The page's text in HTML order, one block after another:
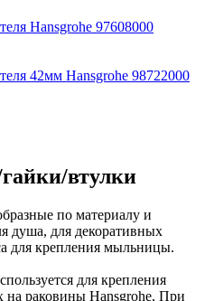
Hansgrohe 97608000
42мм Hansgrohe 98722000
втулки
по материалу и
душа, для декоративных
для крепления мыльницы.
для крепления
на раковины Hansgrohe, При